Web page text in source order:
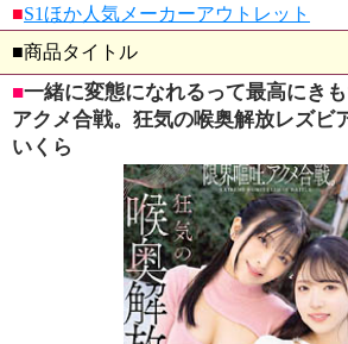
■S1ほか人気メーカーアウトレット
■商品タイトル
■一緒に変態になれるって最高にき
アクメ合戦。狂気の喉奥解放レズビ
いくら